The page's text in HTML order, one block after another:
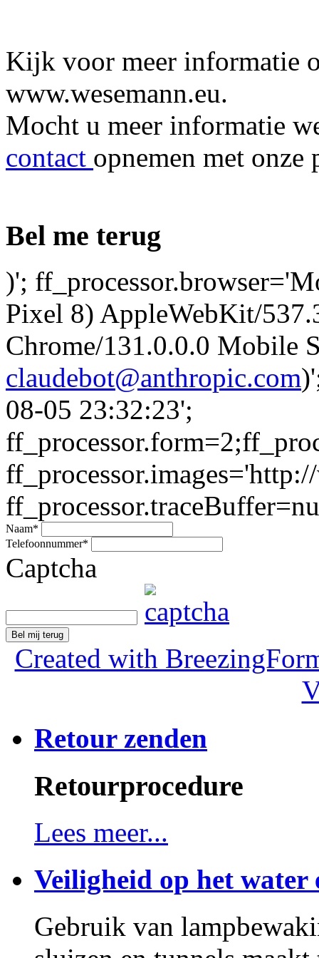
Kijk voor meer informatie
www.wesemann.eu.
Mocht u meer informatie
contact opnemen met onze
Bel me terug
)';
Pixel 8) AppleWebKit/
Chrome/131.0.0.0 Mobile
claudebot@anthropic.com
08-05 23:32:23';
Naam*
Telefoonnummer*
Captcha
Bel mij terug
Created with
Retour zenden
Retourprocedure
Lees meer...
Veiligheid op het water
Gebruik van